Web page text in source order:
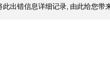
出错信息详细记录, 由此给您带